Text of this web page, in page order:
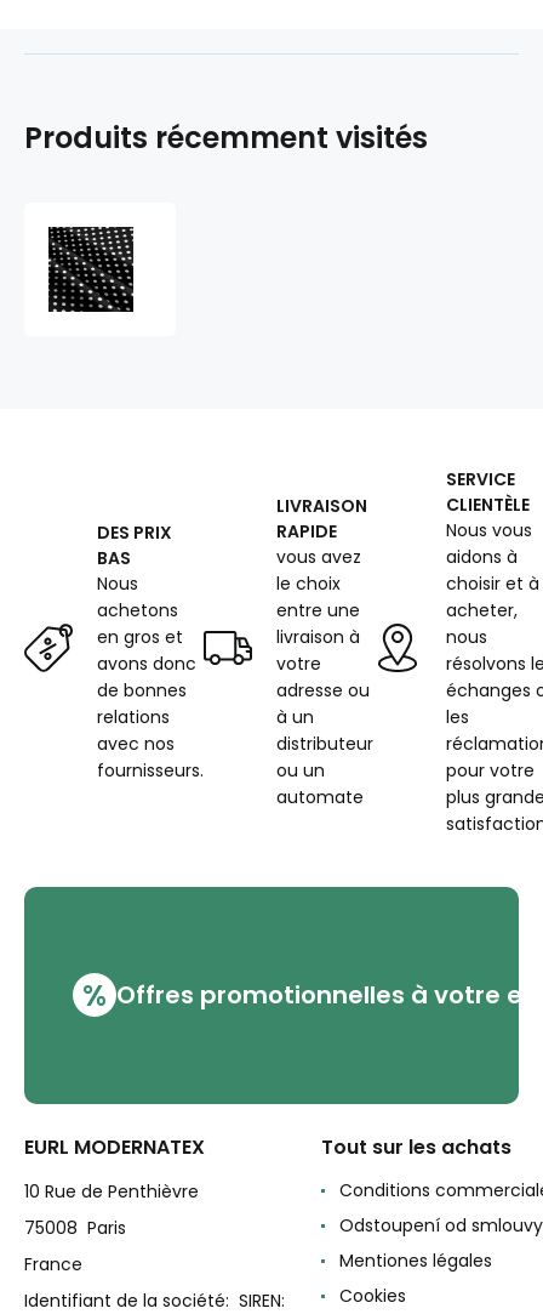
Produits récemment visités
DES PRIX
BAS
Nous
achetons
en gros et
avons donc
de bonnes
relations
avec nos
fournisseurs.
LIVRAISON
RAPIDE
vous avez
le choix
entre une
livraison à
votre
adresse ou
à un
distributeur
ou un
automate
SERVICE
CLIENTÈLE
Nous vous
aidons à
choisir et à
acheter,
nous
résolvons
échanges
les
pour votre
plus
% Offres promotionnelles à votre
EURL MODERNATEX
10 Rue de Penthièvre
75008 Paris
France
Identifiant de la société: SIREN:
Tout sur les achats
Conditions
Odstoupení od smlouvy
Mentiones légales
Cookies